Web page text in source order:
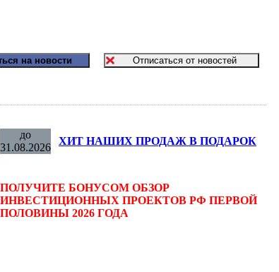
до
31.08.2026
ХИТ НАШИХ ПРОДАЖ В ПОДАРОК
ПОЛУЧИТЕ БОНУСОМ ОБЗОР
ИНВЕСТИЦИОННЫХ ПРОЕКТОВ РФ ПЕРВОЙ
ПОЛОВИНЫ 2026 ГОДА